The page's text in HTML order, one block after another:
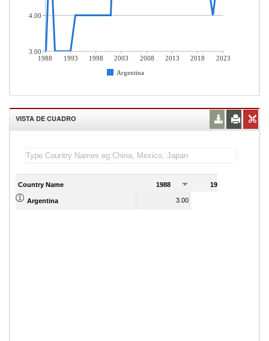
1988 1993 1998 2003 2008 2013 2018
2023
Argentina
4.00
3.00
VISTA DE CUADRO
Country Name 1988 1989
Argentina 3.00